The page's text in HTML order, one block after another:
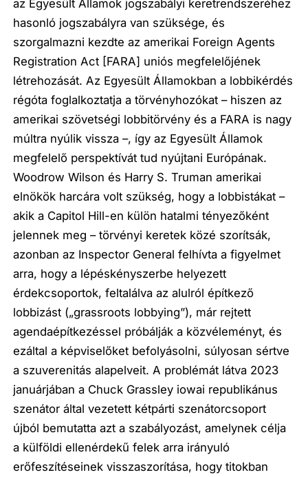
az Egyesült Államok jogszabályi keretrendszeréhez
hasonló jogszabályra van szüksége, és
szorgalmazni kezdte az amerikai Foreign Agents
Registration Act [FARA] uniós megfelelőjének
létrehozását. Az Egyesült Államokban a lobbikérdés
régóta foglalkoztatja a törvényhozókat – hiszen az
amerikai szövetségi lobbitörvény és a FARA is nagy
múltra nyúlik vissza –, így az Egyesült Államok
megfelelő perspektívát tud nyújtani Európának.
Woodrow Wilson és Harry S. Truman amerikai
elnökök harcára volt szükség, hogy a lobbistákat –
akik a Capitol Hill-en külön hatalmi tényezőként
jelennek meg – törvényi keretek közé szorítsák,
azonban az Inspector General felhívta a figyelmet
arra, hogy a lépéskényszerbe helyezett
érdekcsoportok, feltalálva az alulról építkező
lobbizást („grassroots lobbying”), már rejtett
agendaépítkezéssel próbálják a közvéleményt, és
ezáltal a képviselőket befolyásolni, súlyosan sértve
a szuverenitás alapelveit. A problémát látva 2023
januárjában a Chuck Grassley iowai republikánus
szenátor által vezetett kétpárti szenátorcsoport
újból bemutatta azt a szabályozást, amelynek célja
a külföldi ellenérdekű felek arra irányuló
erőfeszítéseinek visszaszorítása, hogy titokban